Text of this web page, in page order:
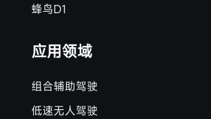
蜂鸟D1
应用领域
组合辅助驾驶
低速无人驾驶